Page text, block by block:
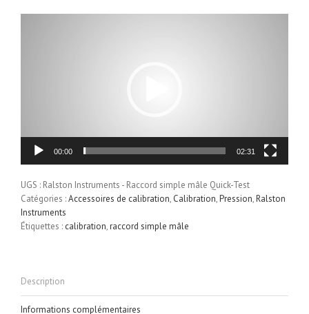
00:00 02:31
UGS : Ralston Instruments - Raccord simple mâle Quick-Test
Catégories :Accessoires de calibration, Calibration,Pression,Ralston
Instruments
Étiquettes : calibration,raccord simple mâle
Description
Informations complémentaires